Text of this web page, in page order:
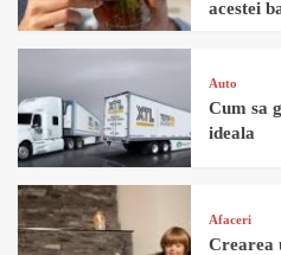
acestei
Auto
Cum sa
ideala
Afaceri
Crearea